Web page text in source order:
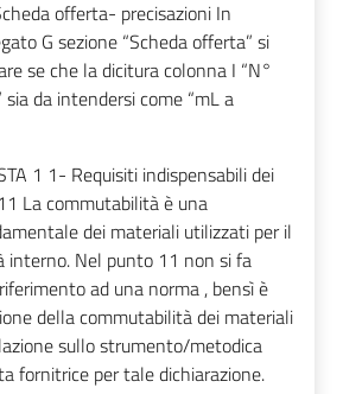
offerta- precisazioni In
G sezione “Scheda offerta” si
se che la dicitura colonna I “N°
da intendersi come “mL a
1 1- Requisiti indispensabili dei
La commutabilità è una
dei materiali utilizzati per il
interno. Nel punto 11 non si fa
ad una norma , bensì è
della commutabilità dei materiali
sullo strumento/metodica
fornitrice per tale dichiarazione.